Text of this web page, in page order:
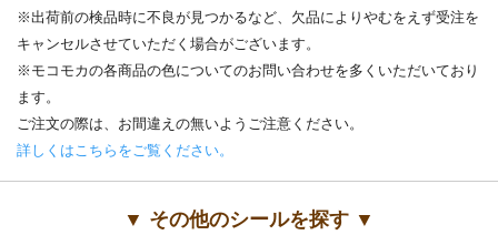
※出荷前の検品時に不良が見つかるなど、欠品によりやむをえず受注を
キャンセルさせていただく場合がございます。
※モコモカの各商品の色についてのお問い合わせを多くいただいており
ます。
ご注文の際は、お間違えの無いようご注意ください。
詳しくはこちらをご覧ください。
▼ その他のシールを探す ▼